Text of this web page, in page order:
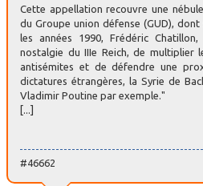
Cette appellation recouvre une
du Groupe union défense (GUD),
les années 1990, Frédéric
nostalgie du IIIe Reich, de multiplier
antisémites et de défendre une
dictatures étrangères, la Syrie de
Vladimir Poutine par exemple."
[...]
#46662